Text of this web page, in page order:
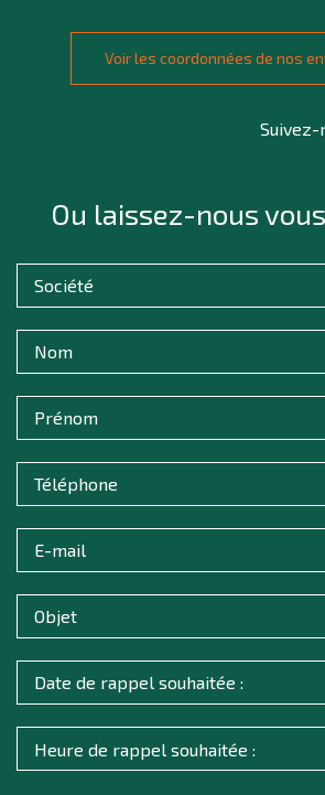
Voir les coordonnées de nos
Suivez-
Ou laissez-nous